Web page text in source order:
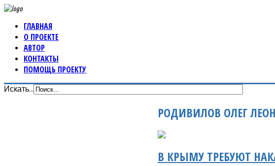
ГЛАВНАЯ
О ПРОЕКТЕ
АВТОР
КОНТАКТЫ
ПОМОЩЬ ПРОЕКТУ
Искать...
РОДИВИЛОВ ОЛЕГ
В КРЫМУ ТРЕБУЮТ